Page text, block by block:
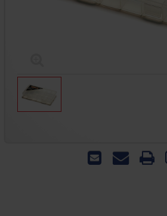
שלח
שאל